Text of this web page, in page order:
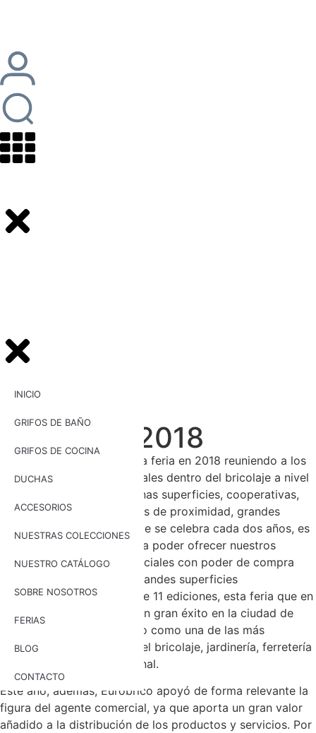
INICIO
GRIFOS DE BAÑO
GRIFOS DE COCINA
DUCHAS
ACCESORIOS
NUESTRAS COLECCIONES
NUESTRO CATÁLOGO
SOBRE NOSOTROS
FERIAS
BLOG
CONTACTO
Eurobrico 2018
Eurobrico celebró su última feria en 2018 reuniendo a los
más destacados profesionales dentro del bricolaje a nivel
nacional: grandes y medianas superficies, cooperativas,
grupos de compras, tiendas de proximidad, grandes
cadenas, etc. Esta feria, que se celebra cada dos años, es
un punto de encuentro para poder ofrecer nuestros
productos a clientes potenciales con poder de compra
nacional pero también a grandes superficies
internacionales. Después de 11 ediciones, esta feria que en
esta ocasión se celebró con gran éxito en la ciudad de
valencia, se ha consolidado como una de las más
importantes en el sector del bricolaje, jardinería, ferretería
y decoración a nivel nacional.
Este año, además, Eurobrico apoyó de forma relevante la
figura del agente comercial, ya que aporta un gran valor
añadido a la distribución de los productos y servicios. Por